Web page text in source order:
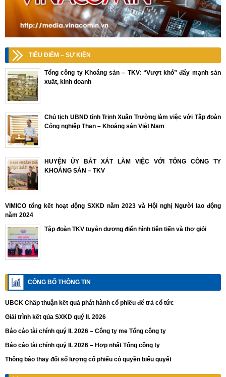
TIÊU ĐIỂM – SỰ KIỆN
Tổng công ty Khoáng sản – TKV: “Vượt khó” đẩy mạnh sản
xuất, kinh doanh
Chủ tịch UBND tỉnh Trịnh Xuân Trường làm việc với Tập đoàn
Công nghiệp Than – Khoáng sản Việt Nam
HUYỆN ỦY BÁT XÁT LÀM VIỆC VỚI TỔNG CÔNG TY
KHOÁNG SẢN – TKV
VIMICO tổng kết hoạt động SXKD năm 2023 và Hội nghị Người lao động
năm 2024
Tập đoàn TKV tuyên dương điển hình tiên tiến và thợ giỏi
CÔNG BỐ THÔNG TIN
UBCK Chấp thuận kết quả phát hành cổ phiếu để trả cổ tức
Giải trình kết qủa SXKD quý II. 2026
Báo cáo tài chính quý II. 2026 – Công ty mẹ Tổng công ty
Báo cáo tài chính quý II. 2026 – Hợp nhất Tổng công ty
Thông báo thay đổi số lượng cổ phiếu có quyền biểu quyết